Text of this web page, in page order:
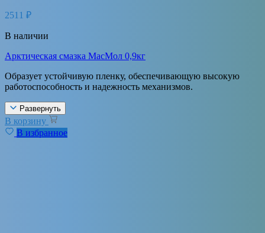
2511 ₽
В наличии
Арктическая смазка МасМол 0,9кг
Образует устойчивую пленку, обеспечивающую высокую
работоспособность и надежность механизмов.
Развернуть
В корзину
В избранное